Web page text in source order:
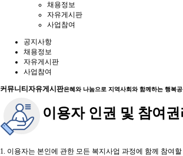
채용정보
자유게시판
사업참여
공지사항
채용정보
자유게시판
사업참여
커뮤니티 자유게시판은혜와 나눔으로 지역사회와 함께하는 행복
이용자 인권 및 참여권
1. 이용자는 본인에 관한 모든 복지사업 과정에 함께 참여할